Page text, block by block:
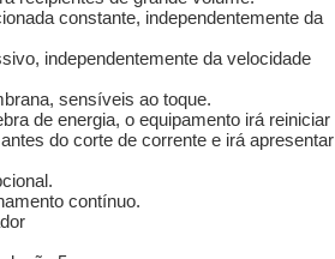
constante, independentemente da
independentemente da velocidade
sensíveis ao toque.
de energia, o equipamento irá reiniciar
do corte de corrente e irá apresentar
contínuo.